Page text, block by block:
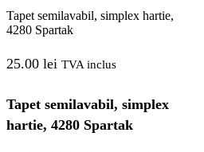
Tapet semilavabil, simplex hartie,
4280 Spartak
25.00 lei TVA inclus
Tapet semilavabil, simplex
hartie, 4280 Spartak